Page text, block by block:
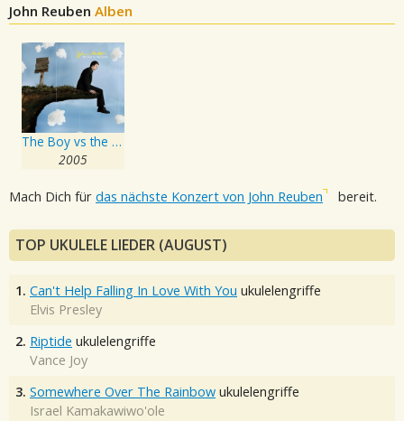
John Reuben Alben
The Boy vs the Cynic
2005
Mach Dich für das nächste Konzert von John Reuben bereit.
TOP UKULELE LIEDER (AUGUST)
1. Can't Help Falling In Love With You ukulelengriffe
Elvis Presley
2. Riptide ukulelengriffe
Vance Joy
3. Somewhere Over The Rainbow ukulelengriffe
Israel Kamakawiwo'ole